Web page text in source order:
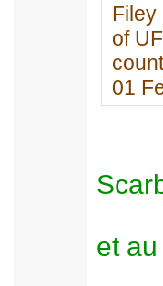
Filey
of
01
et